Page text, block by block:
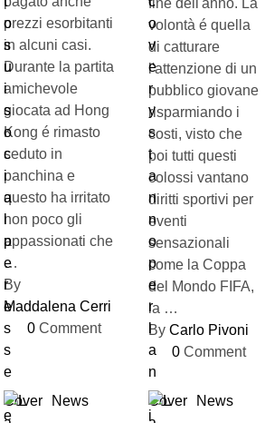
prezzi esorbitanti
in alcuni casi.
Durante la partita
amichevole
giocata ad Hong
Kong é rimasto
seduto in
panchina e
questo ha irritato
non poco gli
appassionati che
…
By
Maddalena Cerri
0 Comment
fine dell'anno. La
volontà é quella
di catturare
l'attenzione di un
pubblico giovane
risparmiando i
costi, visto che
poi tutti questi
colossi vantano
diritti sportivi per
eventi
sensazionali
come la Coppa
del Mondo FIFA,
la …
By Carlo Pivoni
0 Comment
Cover
News
Cover
News